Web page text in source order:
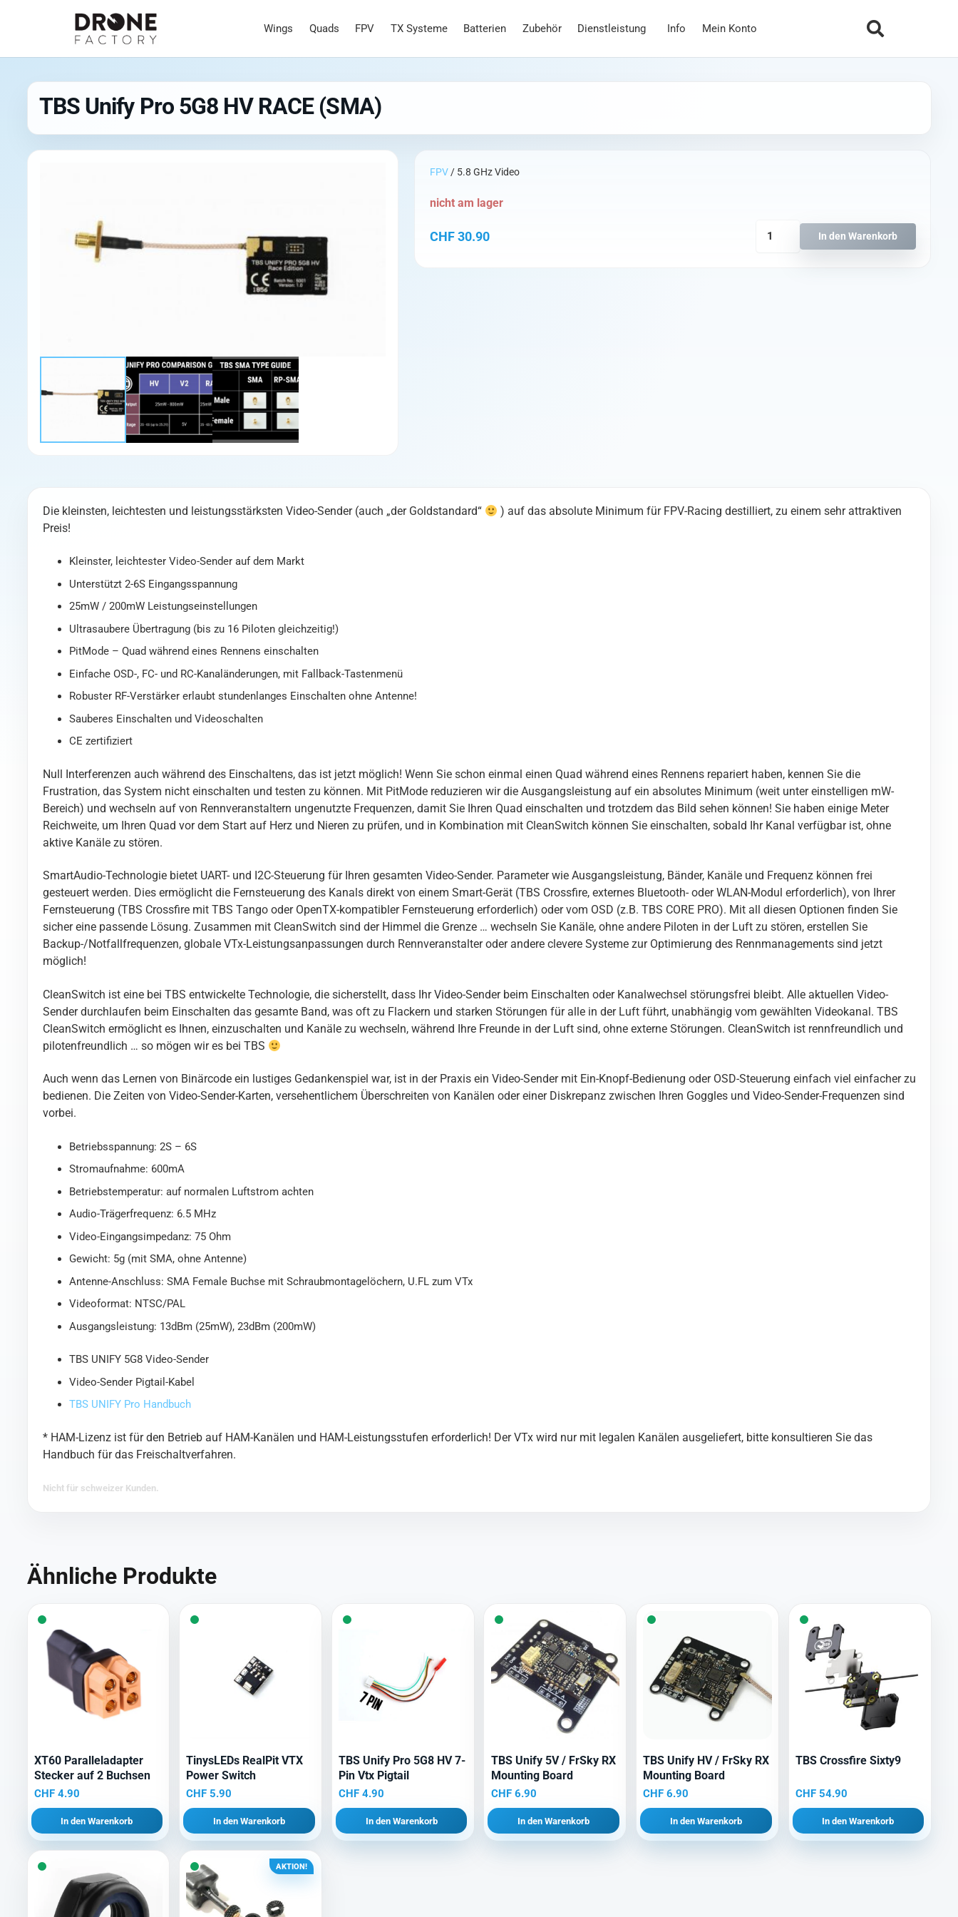
Wings Quads FPV TX Systeme Batterien Zubehör Dienstleistung Info Mein Konto
TBS Unify Pro 5G8 HV RACE (SMA)
FPV/ 5.8 GHz Video
CHF30.90
nicht am lager
In den Warenkorb
Die kleinsten, leichtesten und leistungsstärksten Video-Sender (auch „der Goldstandard“
) auf das absolute Minimum für FPV-Racing destilliert, zu einem sehr attraktiven
Preis!
Kleinster, leichtester Video-Sender auf dem Markt
Unterstützt 2-6S Eingangsspannung
25mW / 200mW Leistungseinstellungen
Ultrasaubere Übertragung (bis zu 16 Piloten gleichzeitig!)
PitMode – Quad während eines Rennens einschalten
Einfache OSD-, FC- und RC-Kanaländerungen, mit Fallback-Tastenmenü
Robuster RF-Verstärker erlaubt stundenlanges Einschalten ohne Antenne!
Sauberes Einschalten und Videoschalten
CE zertifiziert
Null Interferenzen auch während des Einschaltens, das ist jetzt möglich! Wenn Sie schon einmal einen Quad während eines Rennens repariert haben, kennen Sie die
Frustration, das System nicht einschalten und testen zu können. Mit PitMode reduzieren wir die Ausgangsleistung auf ein absolutes Minimum (weit unter einstelligen mW-
Bereich) und wechseln auf von Rennveranstaltern ungenutzte Frequenzen, damit Sie Ihren Quad einschalten und trotzdem das Bild sehen können! Sie haben einige Meter
Reichweite, um Ihren Quad vor dem Start auf Herz und Nieren zu prüfen, und in Kombination mit CleanSwitch können Sie einschalten, sobald Ihr Kanal verfügbar ist, ohne
aktive Kanäle zu stören.
SmartAudio-Technologie bietet UART- und I2C-Steuerung für Ihren gesamten Video-Sender. Parameter wie Ausgangsleistung, Bänder, Kanäle und Frequenz können frei
gesteuert werden. Dies ermöglicht die Fernsteuerung des Kanals direkt von einem Smart-Gerät (TBS Crossfire, externes Bluetooth- oder WLAN-Modul erforderlich), von Ihrer
Fernsteuerung (TBS Crossfire mit TBS Tango oder OpenTX-kompatibler Fernsteuerung erforderlich) oder vom OSD (z.B. TBS CORE PRO). Mit all diesen Optionen finden Sie
sicher eine passende Lösung. Zusammen mit CleanSwitch sind der Himmel die Grenze … wechseln Sie Kanäle, ohne andere Piloten in der Luft zu stören, erstellen Sie
Backup-/Notfallfrequenzen, globale VTx-Leistungsanpassungen durch Rennveranstalter oder andere clevere Systeme zur Optimierung des Rennmanagements sind jetzt
möglich!
CleanSwitch ist eine bei TBS entwickelte Technologie, die sicherstellt, dass Ihr Video-Sender beim Einschalten oder Kanalwechsel störungsfrei bleibt. Alle aktuellen Video-
Sender durchlaufen beim Einschalten das gesamte Band, was oft zu Flackern und starken Störungen für alle in der Luft führt, unabhängig vom gewählten Videokanal. TBS
CleanSwitch ermöglicht es Ihnen, einzuschalten und Kanäle zu wechseln, während Ihre Freunde in der Luft sind, ohne externe Störungen. CleanSwitch ist rennfreundlich und
pilotenfreundlich … so mögen wir es bei TBS
Auch wenn das Lernen von Binärcode ein lustiges Gedankenspiel war, ist in der Praxis ein Video-Sender mit Ein-Knopf-Bedienung oder OSD-Steuerung einfach viel einfacher zu
bedienen. Die Zeiten von Video-Sender-Karten, versehentlichem Überschreiten von Kanälen oder einer Diskrepanz zwischen Ihren Goggles und Video-Sender-Frequenzen sind
vorbei.
Betriebsspannung: 2S – 6S
Stromaufnahme: 600mA
Betriebstemperatur: auf normalen Luftstrom achten
Audio-Trägerfrequenz: 6.5 MHz
Video-Eingangsimpedanz: 75 Ohm
Gewicht: 5g (mit SMA, ohne Antenne)
Antenne-Anschluss: SMA Female Buchse mit Schraubmontagelöchern, U.FL zum VTx
Videoformat: NTSC/PAL
Ausgangsleistung: 13dBm (25mW), 23dBm (200mW)
TBS UNIFY 5G8 Video-Sender
Video-Sender Pigtail-Kabel
TBS UNIFY Pro Handbuch
* HAM-Lizenz ist für den Betrieb auf HAM-Kanälen und HAM-Leistungsstufen erforderlich! Der VTx wird nur mit legalen Kanälen ausgeliefert, bitte konsultieren Sie das
Handbuch für das Freischaltverfahren.
Nicht für schweizer Kunden.
Ähnliche Produkte
XT60 Paralleladapter
Stecker auf 2 Buchsen
CHF4.90
In den Warenkorb
TinysLEDs RealPit VTX
Power Switch
CHF 5.90
In den Warenkorb
TBS Unify Pro 5G8 HV 7-
Pin Vtx Pigtail
CHF 4.90
In den Warenkorb
TBS Unify 5V / FrSky RX
Mounting Board
CHF6.90
In den Warenkorb
TBS Unify HV / FrSky RX
Mounting Board
CHF 6.90
In den Warenkorb
TBS Crossfire Sixty9
CHF54.90
In den Warenkorb
AKTION!